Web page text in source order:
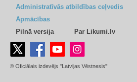
Administratīvās atbildības ceļvedis
Apmācības
Pilnā versija
Par Likumi.lv
© Oficiālais izdevējs "Latvijas Vēstnesis"